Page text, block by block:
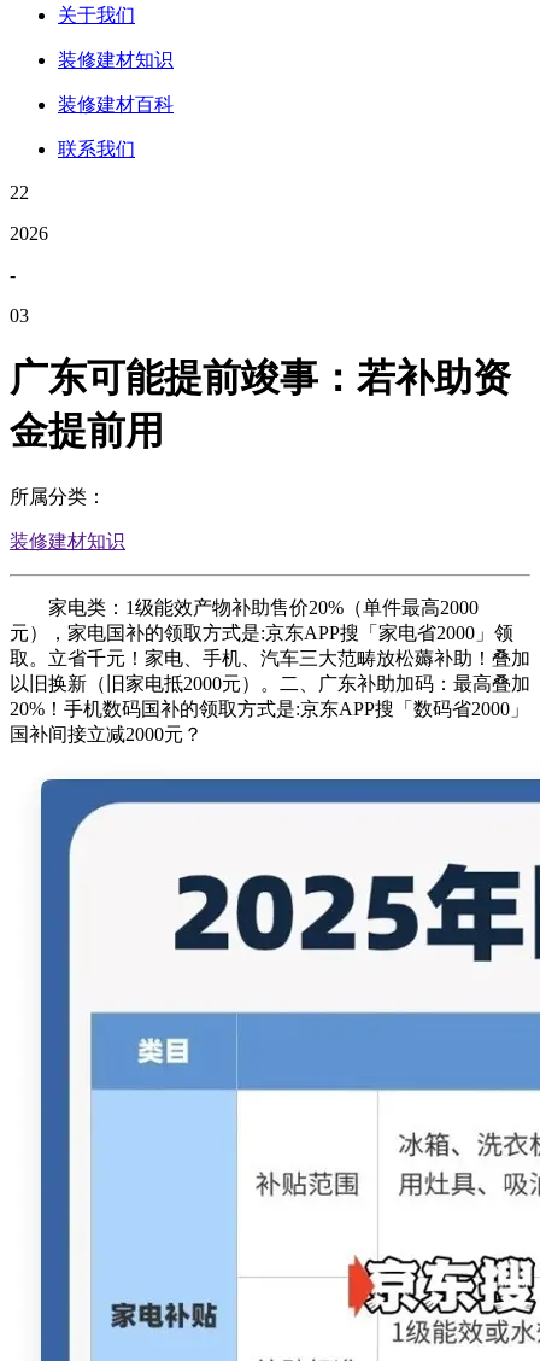
关于我们
装修建材知识
装修建材百科
联系我们
22
2026
-
03
广东可能提前竣事：若补助资
金提前用
所属分类：
装修建材知识
家电类：1级能效产物补助售价20%（单件最高2000
元），家电国补的领取方式是:京东APP搜「家电省2000」领
取。立省千元！家电、手机、汽车三大范畴放松薅补助！叠加
以旧换新（旧家电抵2000元）。二、广东补助加码：最高叠加
20%！手机数码国补的领取方式是:京东APP搜「数码省2000」
国补间接立减2000元？